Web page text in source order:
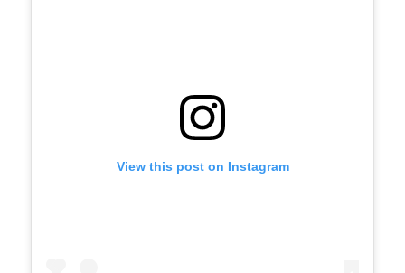
View this post on Instagram